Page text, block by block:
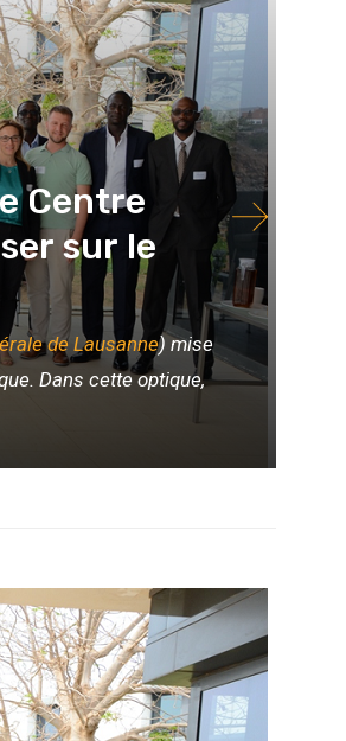
Centre
sur le
de Lausanne) mise
Dans cette optique,